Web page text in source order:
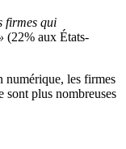
firmes qui
(22% aux États-
numérique, les firmes
sont plus nombreuses